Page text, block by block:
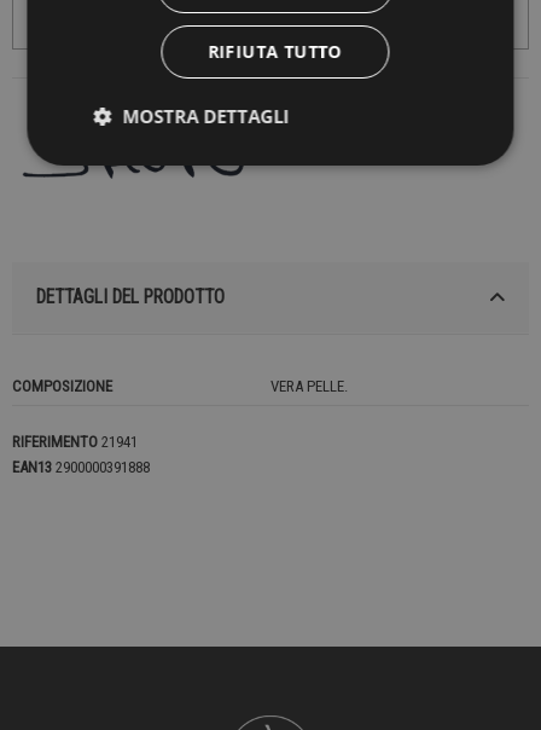
DETTAGLI DEL PRODOTTO
COMPOSIZIONE VERA PELLE.
RIFERIMENTO 21941
EAN13 2900000391888
RIFIUTA TUTTO
MOSTRA DETTAGLI